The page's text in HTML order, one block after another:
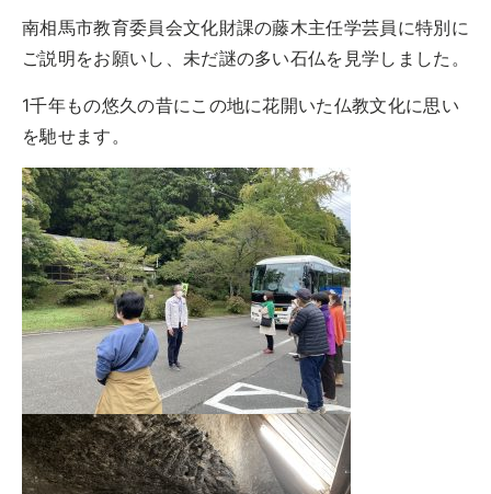
南相馬市教育委員会文化財課の藤木主任学芸員に特別に
ご説明をお願いし、未だ謎の多い石仏を見学しました。
1千年もの悠久の昔にこの地に花開いた仏教文化に思い
を馳せます。